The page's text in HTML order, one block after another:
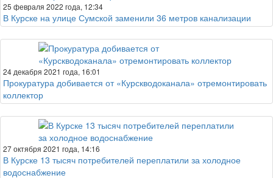
25 февраля 2022 года, 12:34
В Курске на улице Сумской заменили 36 метров канализации
24 декабря 2021 года, 16:01
Прокуратура добивается от «Курскводоканала» отремонтировать
коллектор
27 октября 2021 года, 14:16
В Курске 13 тысяч потребителей переплатили за холодное
водоснабжение